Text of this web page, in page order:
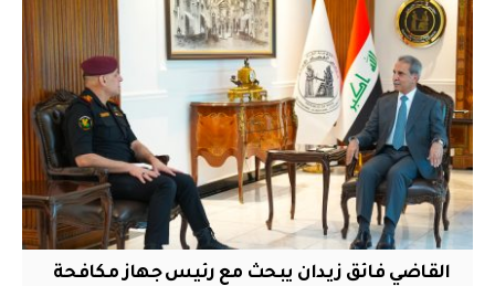
القاضي فائق زيدان يبحث مع رئيس جهاز مكافحة